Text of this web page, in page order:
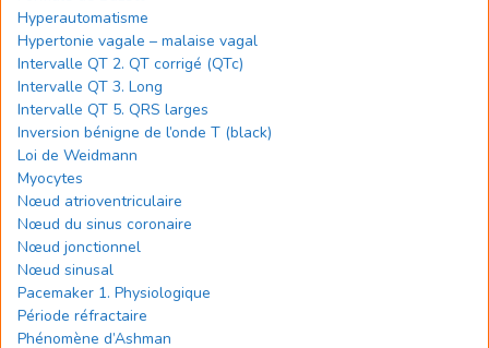
Hyperautomatisme
Hypertonie vagale – malaise vagal
Intervalle QT 2. QT corrigé (QTc)
Intervalle QT 3. Long
Intervalle QT 5. QRS larges
Inversion bénigne de l’onde T (black)
Loi de Weidmann
Myocytes
Nœud atrioventriculaire
Nœud du sinus coronaire
Nœud jonctionnel
Nœud sinusal
Pacemaker 1. Physiologique
Période réfractaire
Phénomène d’Ashman